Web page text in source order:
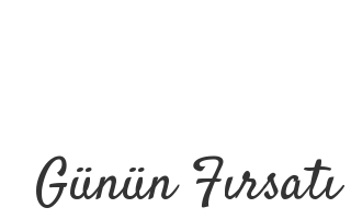
Günün Fırsatı